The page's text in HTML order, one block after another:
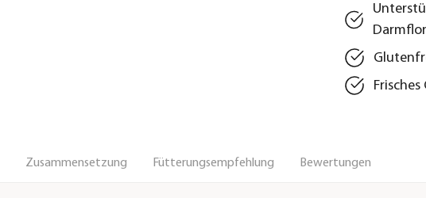
Zusammensetzung Fütterungsempfehlung Bewertungen